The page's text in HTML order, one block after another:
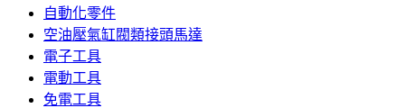
自動化零件
空油壓氣缸閥類接頭馬達
電子工具
電動工具
免電工具